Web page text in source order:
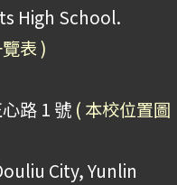
High School.
表 )
路 1 號 ( 本校位置圖
City, Yunlin